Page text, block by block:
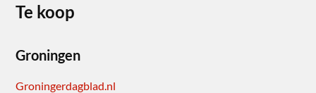
Te koop
Groningen
Groningerdagblad.nl